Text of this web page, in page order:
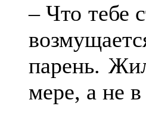
– Что тебе
парень.
мере, а не